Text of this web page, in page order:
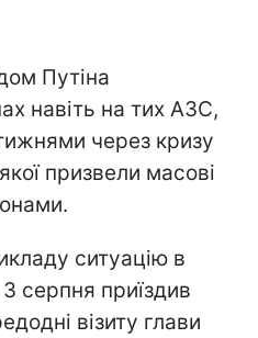
Путіна
навіть на тих АЗС,
через кризу
призвели масові
ситуацію в
серпня приїздив
візиту глави